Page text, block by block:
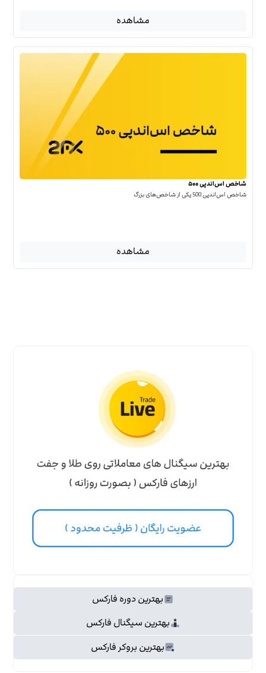
مشاهده
شاخص اس‌اندپی ۵۰۰
شاخص اس‌اند‌پی 500 یکی از شاخص‌های بزرگ
مشاهده
بهترین دوره فارکس
بهترین سیگنال فارکس
بهترین بروکر فارکس